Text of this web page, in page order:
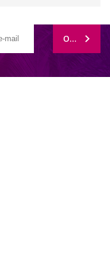
ODEBÍRAT